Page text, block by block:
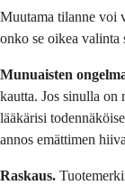
Muutama tilanne voi
onko se oikea valinta
Munuaisten
kautta. Jos sinulla on
lääkärisi
annos emättimen
Raskaus.